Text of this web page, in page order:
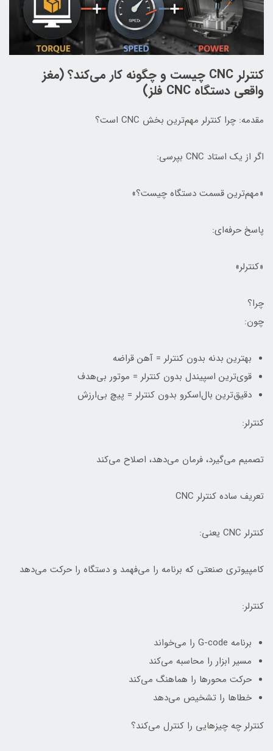
کنترلر CNC چیست و چگونه کار می‌کند؟ (مغز
واقعی دستگاه CNC فلز)
مقدمه: چرا کنترلر مهم‌ترین بخش CNC است؟
اگر از یک استاد CNC بپرسی:
«مهم‌ترین قسمت دستگاه چیست؟»
پاسخ حرفه‌ای:
«کنترلر»
چرا؟
چون:
بهترین بدنه بدون کنترلر = آهن قراضه
قوی‌ترین اسپیندل بدون کنترلر = موتور بی‌هدف
دقیق‌ترین بال‌اسکرو بدون کنترلر = پیچ بی‌ارزش
کنترلر:
تصمیم می‌گیرد، فرمان می‌دهد، اصلاح می‌کند
تعریف ساده کنترلر CNC
کنترلر CNC یعنی:
کامپیوتری صنعتی که برنامه را می‌فهمد و دستگاه را حرکت می‌دهد
کنترلر:
برنامه G-code را می‌خواند
مسیر ابزار را محاسبه می‌کند
حرکت محورها را هماهنگ می‌کند
خطاها را تشخیص می‌دهد
کنترلر چه چیزهایی را کنترل می‌کند؟